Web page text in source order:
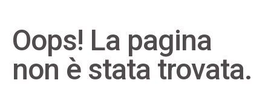
Oops! La pagina
non è stata trovata.